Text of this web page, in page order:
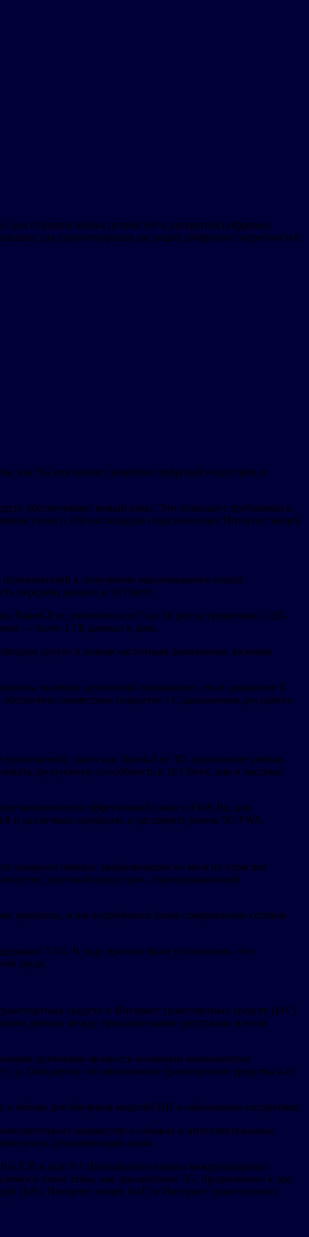
для создания новых ценностей и раскрытия цифровых
для удовлетворения растущих цифровых потребностей
как 5G возглавляет развитие цифровой индустрии и
обеспечивают новый опыт. Это повышает требования к
связи и 100 миллиардов подключенных Интернет вещей
к получению максимального опыта
передачи данных в 10 Гбит/с.
Naked-Eye, увеличится от 3 до 10 раз по сравнению с 2D-
— более 1 ГБ данных в день.
доступ к новым частотным диапазонам, включая
полевых испытаний показывают, что в диапазоне 6
совместное покрытие с C-диапазоном для одного
приложений, таких как Naked-Eye 3D, управление умным
пропускную способность в 10 Гбит/с, как и частные
экономически эффективной связи и FWA Biz для
в различных сценариях и расширять рынок 5G FWA.
ускорили процесс цифровизации во многих отраслях
портовой индустрии, горнодобывающей
процессы, и им потребуются более совершенные сетевые
5.5G. В ходе проекта было установлено, что
среде.
средств и Интернет транспортных средств (IoV)
данных между транспортными средствами и всем
датчиками являются основным компонентом
д. Ожидается, что автономные транспортные средства 4-го
в облако для обучения моделей ИИ и обновления алгоритмов.
мощностях в облаках и интеллектуальных
роста для операторов связи.
и E50 в зале N1 Шанхайского нового международного
в такие темы, как процветание 5G, продвижение к эре
(IoP), Интернет вещей (IoT) и Интернет транспортных